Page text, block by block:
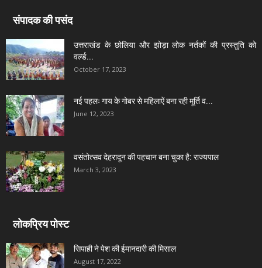
संपादक की पसंद
उत्तराखंड के छोलिया और झोड़ा लोक नर्तकों की प्रस्तुति को
वर्ल्ड...
October 17, 2023
नई पहलः गाय के गोबर से महिलाऐं बना रही मूर्ति व...
June 12, 2023
वसंतोत्सव देहरादून की पहचान बना चुका है: राज्यपाल
March 3, 2023
लोकप्रिय पोस्ट
सिपाही ने पेश की ईमानदारी की मिसाल
August 17, 2022